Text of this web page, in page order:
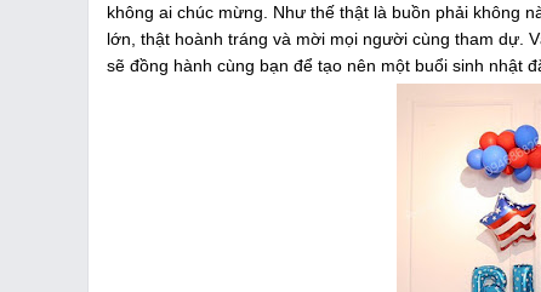
không ai chúc mừng. Như thế thật là buồn phải không
lớn, thật hoành tráng và mời mọi người cùng tham dự.
sẽ đồng hành cùng bạn để tạo nên một buổi sinh nhật